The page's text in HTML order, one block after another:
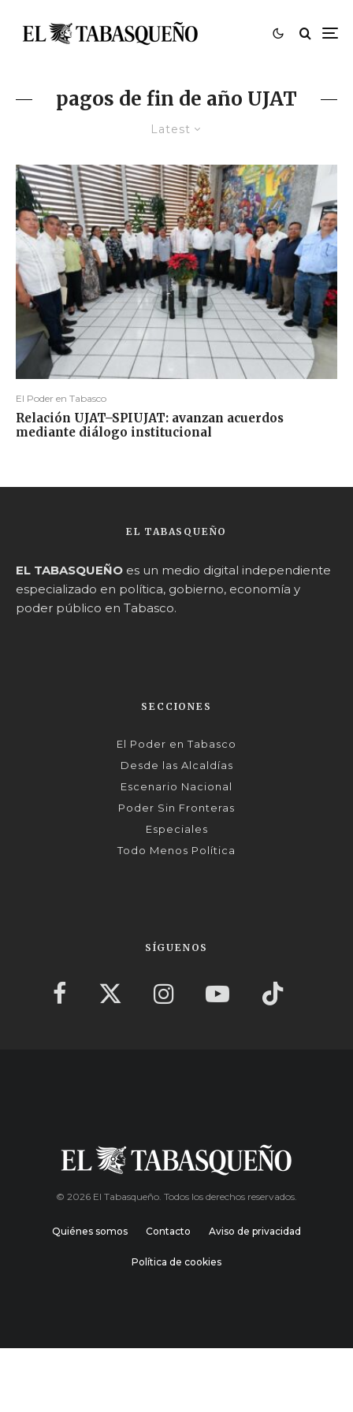
pagos de fin de año UJAT
Latest
El Poder en Tabasco
Relación UJAT–SPIUJAT: avanzan acuerdos
mediante diálogo institucional
EL TABASQUEÑO
EL TABASQUEÑO es un medio digital independiente
especializado en política, gobierno, economía y
poder público en Tabasco.
SECCIONES
El Poder en Tabasco
Desde las Alcaldías
Escenario Nacional
Poder Sin Fronteras
Especiales
Todo Menos Política
SÍGUENOS
© 2026 El Tabasqueño. Todos los derechos reservados.
Quiénes somos Contacto Aviso de privacidad
Política de cookies